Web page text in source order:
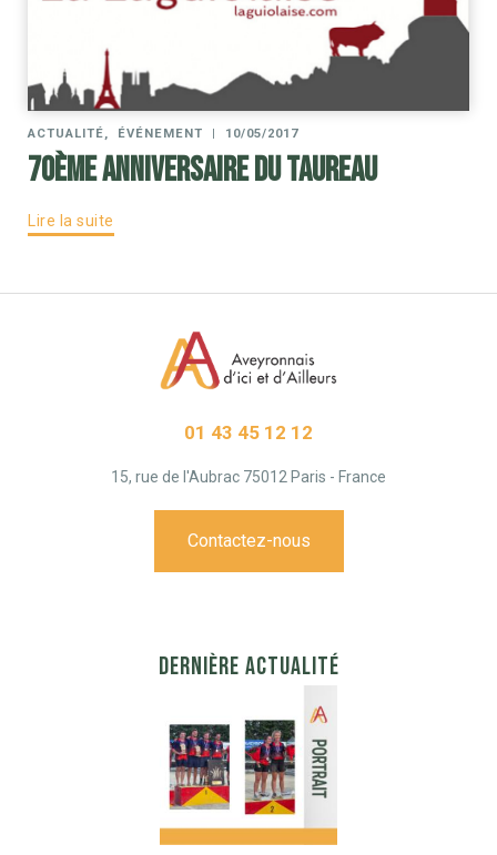
ACTUALITÉ, ÉVÉNEMENT 10/05/2017
70ème anniversaire du Taureau
Lire la suite
01 43 45 12 12
15, rue de l'Aubrac 75012 Paris - France
Contactez-nous
DERNIÈRE ACTUALITÉ